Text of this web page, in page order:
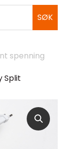
SØK
spenning
Split